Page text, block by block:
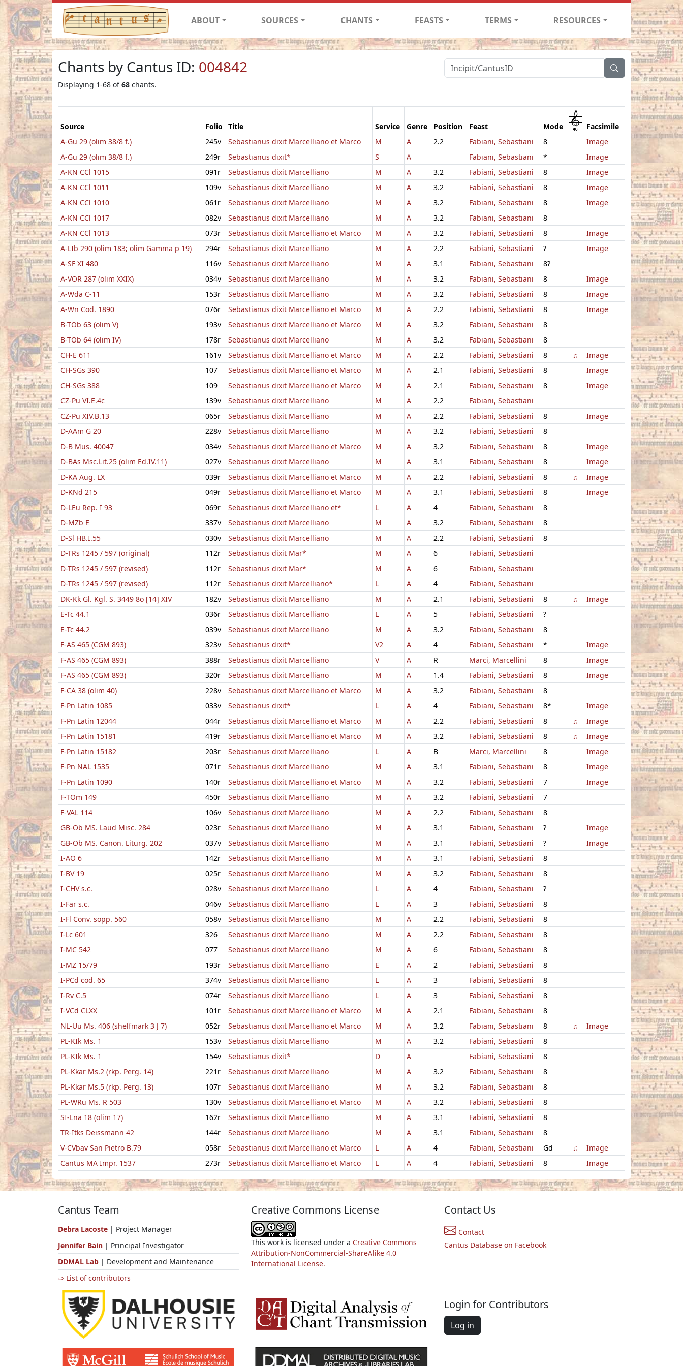
ABOUT SOURCES CHANTS FEASTS TERMS RESOURCES
Chants by Cantus ID: 004842
Displaying 1-68 of68 chants.
Source Folio Title Service Genre Position Feast Mode 1
Facsimile
A-Gu 29 (olim 38/8 f.)
245v Sebastianus dixit Marcelliano et Marco M A 2.2 Fabiani, Sebastiani 8
Image
A-Gu 29 (olim 38/8 f.)
249r Sebastianus dixit* S A Fabiani, Sebastiani *
Image
A-KN CCl 1015
091r Sebastianus dixit Marcelliano M A 3.2 Fabiani, Sebastiani 8
Image
A-KN CCl 1011
109v Sebastianus dixit Marcelliano M A 3.2 Fabiani, Sebastiani 8
Image
A-KN CCl 1010
061r Sebastianus dixit Marcelliano M A 3.2 Fabiani, Sebastiani 8
Image
A-KN CCl 1017
082v Sebastianus dixit Marcelliano M A 3.2 Fabiani, Sebastiani
8
A-KN CCl 1013
073r Sebastianus dixit Marcelliano et Marco M A 3.2 Fabiani, Sebastiani 8
Image
A-LIb 290 (olim 183; olim Gamma p 19)
294r Sebastianus dixit Marcelliano M A 2.2 Fabiani, Sebastiani ?
Image
A-SF XI 480
116v Sebastianus dixit Marcelliano M A 3.1 Fabiani, Sebastiani
8?
A-VOR 287 (olim XXIX)
034v Sebastianus dixit Marcelliano M A 3.2 Fabiani, Sebastiani 8
Image
A-Wda C-11
153r Sebastianus dixit Marcelliano M A 3.2 Fabiani, Sebastiani 8
Image
A-Wn Cod. 1890
076r Sebastianus dixit Marcelliano et Marco M A 2.2 Fabiani, Sebastiani 8
Image
B-TOb 63 (olim V)
193v Sebastianus dixit Marcelliano et Marco M A 3.2 Fabiani, Sebastiani
8
B-TOb 64 (olim IV)
178r Sebastianus dixit Marcelliano M A 3.2 Fabiani, Sebastiani
8
CH-E 611
161v Sebastianus dixit Marcelliano et Marco M A 2.2 Fabiani, Sebastiani 8 ♫
Image
CH-SGs 390
107 Sebastianus dixit Marcelliano et Marco M A 2.1 Fabiani, Sebastiani 8
Image
CH-SGs 388
109 Sebastianus dixit Marcelliano et Marco M A 2.1 Fabiani, Sebastiani 8
Image
CZ-Pu VI.E.4c
139v Sebastianus dixit Marcelliano M A 2.2
Fabiani, Sebastiani
CZ-Pu XIV.B.13
065r Sebastianus dixit Marcelliano M A 2.2 Fabiani, Sebastiani 8
Image
D-AAm G 20
228v Sebastianus dixit Marcelliano M A 3.2 Fabiani, Sebastiani
8
D-B Mus. 40047
034v Sebastianus dixit Marcelliano et Marco M A 3.2 Fabiani, Sebastiani 8
Image
D-BAs Msc.Lit.25 (olim Ed.IV.11)
027v Sebastianus dixit Marcelliano M A 3.1 Fabiani, Sebastiani 8
Image
D-KA Aug. LX
039r Sebastianus dixit Marcelliano et Marco M A 2.2 Fabiani, Sebastiani 8 ♫
Image
D-KNd 215
049r Sebastianus dixit Marcelliano et Marco M A 3.1 Fabiani, Sebastiani 8
Image
D-LEu Rep. I 93
069r Sebastianus dixit Marcelliano et* L A 4 Fabiani, Sebastiani
8
D-MZb E
337v Sebastianus dixit Marcelliano M A 3.2 Fabiani, Sebastiani
8
D-Sl HB.I.55
030v Sebastianus dixit Marcelliano M A 2.2 Fabiani, Sebastiani
8
D-TRs 1245 / 597 (original)
112r Sebastianus dixit Mar* M A 6
Fabiani, Sebastiani
D-TRs 1245 / 597 (revised)
112r Sebastianus dixit Mar* M A 6
Fabiani, Sebastiani
D-TRs 1245 / 597 (revised)
112r Sebastianus dixit Marcelliano* L A 4
Fabiani, Sebastiani
DK-Kk Gl. Kgl. S. 3449 8o [14] XIV
182v Sebastianus dixit Marcelliano M A 2.1 Fabiani, Sebastiani 8 ♫
Image
E-Tc 44.1
036r Sebastianus dixit Marcelliano L A 5 Fabiani, Sebastiani
?
E-Tc 44.2
039v Sebastianus dixit Marcelliano M A 3.2 Fabiani, Sebastiani
8
F-AS 465 (CGM 893)
323v Sebastianus dixit* V2 A 4 Fabiani, Sebastiani *
Image
F-AS 465 (CGM 893)
388r Sebastianus dixit Marcelliano V A R Marci, Marcellini 8
Image
F-AS 465 (CGM 893)
320r Sebastianus dixit Marcelliano M A 1.4 Fabiani, Sebastiani 8
Image
F-CA 38 (olim 40)
228v Sebastianus dixit Marcelliano et Marco M A 3.2 Fabiani, Sebastiani
8
F-Pn Latin 1085
033v Sebastianus dixit* L A 4 Fabiani, Sebastiani 8*
Image
F-Pn Latin 12044
044r Sebastianus dixit Marcelliano et Marco M A 2.2 Fabiani, Sebastiani 8 ♫
Image
F-Pn Latin 15181
419r Sebastianus dixit Marcelliano et Marco M A 3.2 Fabiani, Sebastiani 8 ♫
Image
F-Pn Latin 15182
203r Sebastianus dixit Marcelliano L A B Marci, Marcellini 8
Image
F-Pn NAL 1535
071r Sebastianus dixit Marcelliano M A 3.1 Fabiani, Sebastiani 8
Image
F-Pn Latin 1090
140r Sebastianus dixit Marcelliano et Marco M A 3.2 Fabiani, Sebastiani 7
Image
F-TOm 149
450r Sebastianus dixit Marcelliano M A 3.2 Fabiani, Sebastiani
7
F-VAL 114
106v Sebastianus dixit Marcelliano M A 2.2 Fabiani, Sebastiani
8
GB-Ob MS. Laud Misc. 284
023r Sebastianus dixit Marcelliano M A 3.1 Fabiani, Sebastiani ?
Image
GB-Ob MS. Canon. Liturg. 202
037v Sebastianus dixit Marcelliano M A 3.1 Fabiani, Sebastiani ?
Image
I-AO 6
142r Sebastianus dixit Marcelliano M A 3.1 Fabiani, Sebastiani
8
I-BV 19
025r Sebastianus dixit Marcelliano M A 3.2 Fabiani, Sebastiani
8
I-CHV s.c.
028v Sebastianus dixit Marcelliano L A 4 Fabiani, Sebastiani
?
I-Far s.c.
046v Sebastianus dixit Marcelliano L A 3 Fabiani, Sebastiani
8
I-Fl Conv. sopp. 560
058v Sebastianus dixit Marcelliano M A 2.2 Fabiani, Sebastiani
8
I-Lc 601
326 Sebastianus dixit Marcelliano M A 2.2 Fabiani, Sebastiani
8
I-MC 542
077 Sebastianus dixit Marcelliano M A 6 Fabiani, Sebastiani
8
I-MZ 15/79
193r Sebastianus dixit Marcelliano E A 2 Fabiani, Sebastiani
8
I-PCd cod. 65
374v Sebastianus dixit Marcelliano L A 3 Fabiani, Sebastiani
8
I-Rv C.5
074r Sebastianus dixit Marcelliano L A 3 Fabiani, Sebastiani
8
I-VCd CLXX
101r Sebastianus dixit Marcelliano et Marco M A 2.1 Fabiani, Sebastiani
8
NL-Uu Ms. 406 (shelfmark 3 J 7)
052r Sebastianus dixit Marcelliano et Marco M A 3.2 Fabiani, Sebastiani 8 ♫
Image
PL-KIk Ms. 1
153v Sebastianus dixit Marcelliano M A 3.2 Fabiani, Sebastiani
8
PL-KIk Ms. 1
154v Sebastianus dixit* D A Fabiani, Sebastiani
8
PL-Kkar Ms.2 (rkp. Perg. 14)
221r Sebastianus dixit Marcelliano M A 3.2 Fabiani, Sebastiani
8
PL-Kkar Ms.5 (rkp. Perg. 13)
107r Sebastianus dixit Marcelliano M A 3.2 Fabiani, Sebastiani
8
PL-WRu Ms. R 503
130v Sebastianus dixit Marcelliano et Marco M A 3.2 Fabiani, Sebastiani
8
SI-Lna 18 (olim 17)
162r Sebastianus dixit Marcelliano M A 3.1 Fabiani, Sebastiani
8
TR-Itks Deissmann 42
144r Sebastianus dixit Marcelliano M A 3.1 Fabiani, Sebastiani
8
V-CVbav San Pietro B.79
058r Sebastianus dixit Marcelliano et Marco L A 4 Fabiani, Sebastiani Gd ♫
Image
Cantus MA Impr. 1537
273r Sebastianus dixit Marcelliano et Marco L A 4 Fabiani, Sebastiani 8 Image
Cantus Team
Debra Lacoste | Project Manager
Jennifer Bain | Principal Investigator
DDMAL Lab | Development and Maintenance
⇨ List of contributors
Creative Commons License
This work is licensed under a Creative Commons
Attribution-NonCommercial-ShareAlike 4.0
International License.
Contact Us
Contact
Cantus Database on Facebook
Login for Contributors
Log in